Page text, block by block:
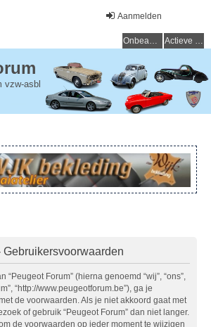
Aanmelden
Onbeantwoorde onderwerpen Actieve onderwerpen
vzw-asbl
Gebruikersvoorwaarden
“Peugeot Forum” (hierna genoemd “wij”, “ons”,
“http://www.peugeotforum.be”), ga je
de voorwaarden. Als je niet akkoord gaat met
of gebruik “Peugeot Forum” dan niet langer.
de voorwaarden op ieder moment te wijzigen